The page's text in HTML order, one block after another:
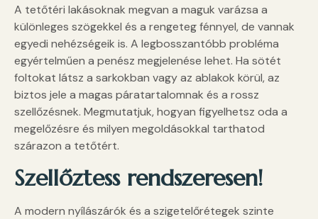
A tetőtéri lakásoknak megvan a maguk varázsa a
különleges szögekkel és a rengeteg fénnyel, de vannak
egyedi nehézségeik is. A legbosszantóbb probléma
egyértelműen a penész megjelenése lehet. Ha sötét
foltokat látsz a sarkokban vagy az ablakok körül, az
biztos jele a magas páratartalomnak és a rossz
szellőzésnek. Megmutatjuk, hogyan figyelhetsz oda a
megelőzésre és milyen megoldásokkal tarthatod
szárazon a tetőtért.
Szellőztess rendszeresen!
A modern nyílászárók és a szigetelőrétegek szinte